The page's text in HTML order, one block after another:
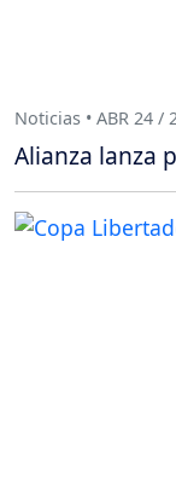
Noticias • ABR 24 /
Alianza lanza